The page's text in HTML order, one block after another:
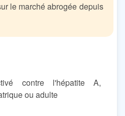
le marché abrogée depuis
contre l'hépatite A,
ou adulte